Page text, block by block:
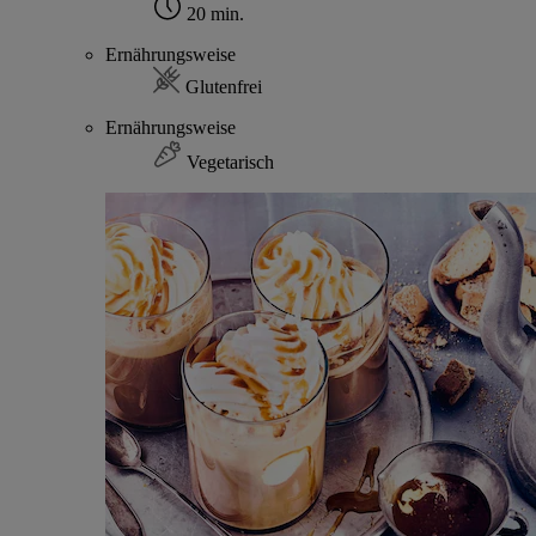
20 min.
Ernährungsweise
Glutenfrei
Ernährungsweise
Vegetarisch